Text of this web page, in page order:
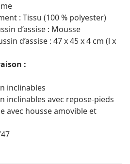
: Tissu (100 % polyester)
d’assise : Mousse
d’assise : 47 x 45 x 4 cm (l x
:
inclinables
inclinables avec repose-pieds
avec housse amovible et